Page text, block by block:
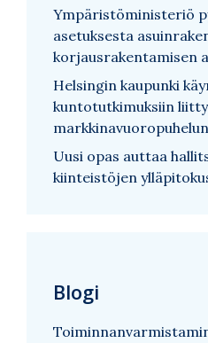
Ympäristöministeriö
asetuksesta
korjausrakentamisen
Helsingin kaupunki
kuntotutkimuksiin
Uusi opas auttaa
kiinteistöjen
Blogi